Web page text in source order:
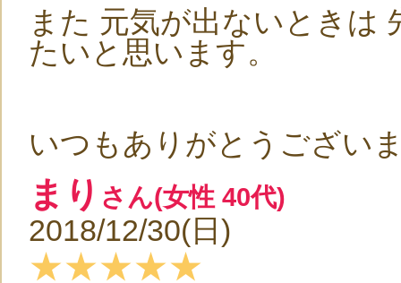
また 元気が出ないときは
たいと思います。
いつもありがとうござい
まり さん(女性 40代)
2018/12/30(日)
★★★★★